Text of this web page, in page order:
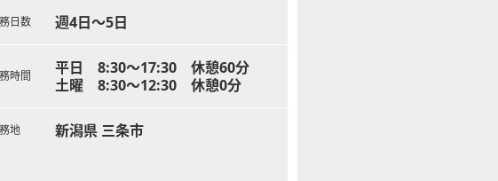
日数 週4日～5日
時間
平日 8:30～17:30 休憩60分
土曜 8:30～12:30 休憩0分
地 新潟県 三条市